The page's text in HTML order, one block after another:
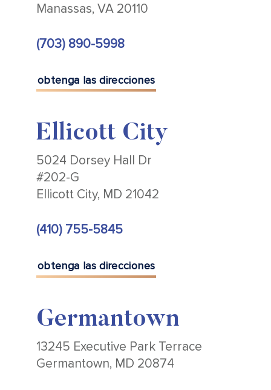
Manassas, VA 20110
(703) 890-5998
obtenga las direcciones
Ellicott City
5024 Dorsey Hall Dr
#202-G
Ellicott City, MD 21042
(410) 755-5845
obtenga las direcciones
Germantown
13245 Executive Park Terrace
Germantown, MD 20874